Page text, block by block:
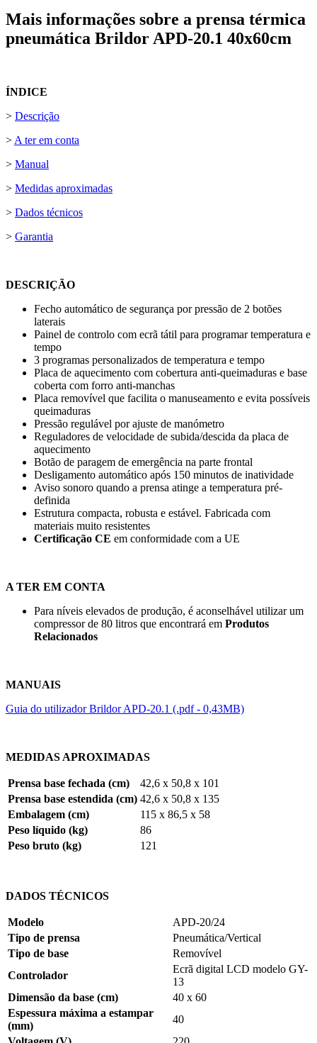
Mais informações sobre a prensa térmica
pneumática Brildor APD-20.1 40x60cm
ÍNDICE
> Descrição
>A ter em conta
> Manual
> Medidas aproximadas
> Dados técnicos
> Garantia
DESCRIÇÃO
Fecho automático de segurança por pressão de 2 botões
laterais
Painel de controlo com ecrã tátil para programar temperatura e
tempo
3 programas personalizados de temperatura e tempo
Placa de aquecimento com cobertura anti-queimaduras e base
coberta com forro anti-manchas
Placa removível que facilita o manuseamento e evita possíveis
queimaduras
Pressão regulável por ajuste de manómetro
Reguladores de velocidade de subida/descida da placa de
aquecimento
Botão de paragem de emergência na parte frontal
Desligamento automático após 150 minutos de inatividade
Aviso sonoro quando a prensa atinge a temperatura pré-
definida
Estrutura compacta, robusta e estável. Fabricada com
materiais muito resistentes
Certificação CE em conformidade com a UE
A TER EM CONTA
Para níveis elevados de produção, é aconselhável utilizar um
compressor de 80 litros que encontrará em Produtos
Relacionados
MANUAIS
Guia do utilizador Brildor APD-20.1 (.pdf - 0,43MB)
MEDIDAS APROXIMADAS
Prensa base fechada (cm)
42,6 x 50,8 x 101
Prensa base estendida (cm) 42,6 x 50,8 x 135
Embalagem (cm)
115 x 86,5 x 58
Peso líquido (kg)
86
Peso bruto (kg)
121
DADOS TÉCNICOS
Modelo
APD-20/24
Tipo de prensa
Pneumática/Vertical
Tipo de base
Removível
Controlador
Ecrã digital LCD modelo GY-
13
Dimensão da base (cm)
40 x 60
Espessura máxima a estampar
(mm)
40